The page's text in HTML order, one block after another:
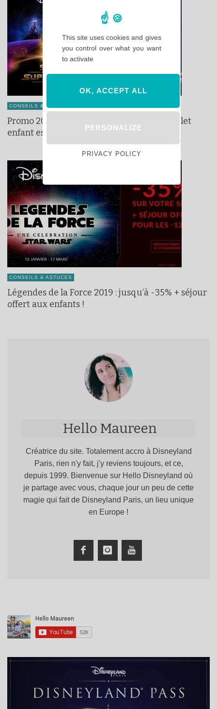
CONSEILS & ASTUCES
Promo 2019 ! Le billet adulte au prix du billet
enfant est de retour !
CONSEILS & ASTUCES
Légendes de la Force 2019 : jusqu’à -35% + séjour
offert aux enfants !
Hello Maureen
Créatrice du site. Totalement accro à Disneyland
Paris, rien n'y fait, j'y reviens toujours, et ce,
depuis 1999. Bienvenue sur Hello Disneyland où
je partage avec vous, chaque jour un peu de cette
magie qui fait de Disneyland Paris, un lieu unique
en Europe !
This site uses cookies and gives
you control over what you want
to activate
OK, ACCEPT ALL
PERSONALIZE
PRIVACY POLICY